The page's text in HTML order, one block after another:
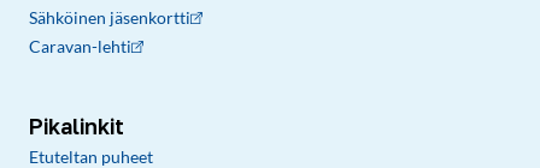
Sähköinen jäsenkortti
Caravan-lehti
Pikalinkit
Etuteltan puheet